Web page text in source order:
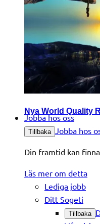
Nya World Quality
Jobba hos oss
Tillbaka Jobba hos
Din framtid kan
Läs mer om detta
Lediga jobb
Ditt Sogeti
Tillbaka